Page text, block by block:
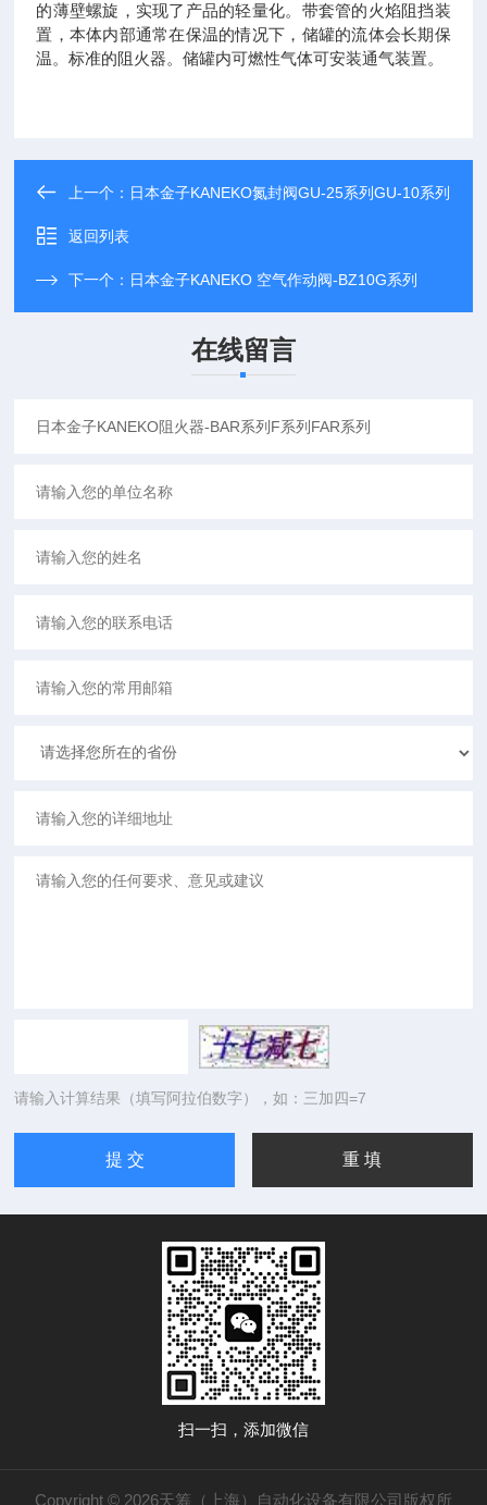
的薄壁螺旋，实现了产品的轻量化。带套管的火焰阻挡装
置，本体内部通常在保温的情况下，储罐的流体会长期保
温。标准的阻火器。储罐内可燃性气体可安装通气装置。
上一个： 日本金子KANEKO氮封阀GU-25系列GU-10系列
返回列表
下一个： 日本金子KANEKO 空气作动阀-BZ10G系列
在线留言
请输入计算结果（填写阿拉伯数字），如：三加四=7
扫一扫，添加微信
Copyright © 2026天筹（上海）自动化设备有限公司版权所